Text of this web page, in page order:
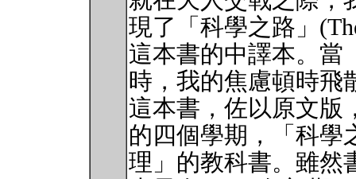
現了「科學之路」
這本書的中譯本。當
時，我的焦慮頓時飛
這本書，佐以原文版
的四個學期，「科學
理」的教科書。雖然